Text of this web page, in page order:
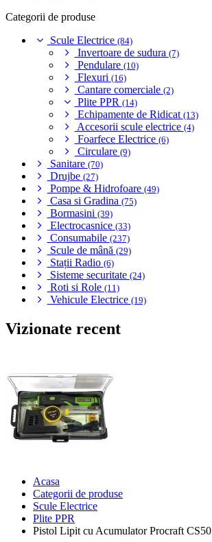
Categorii de produse
Scule Electrice (84)
Invertoare de sudura (7)
Pendulare (10)
Flexuri (16)
Cantare comerciale (2)
Plite PPR (14)
Echipamente de Ridicat (13)
Accesorii scule electrice (4)
Foarfece Electrice (6)
Circulare (9)
Sanitare (70)
Drujbe (27)
Pompe & Hidrofoare (49)
Casa si Gradina (75)
Bormasini (39)
Electrocasnice (33)
Consumabile (237)
Scule de mână (29)
Stații Radio (6)
Sisteme securitate (24)
Roti si Role (11)
Vehicule Electrice (19)
Vizionate recent
Acasa
Categorii de produse
Scule Electrice
Plite PPR
Pistol Lipit cu Acumulator Procraft CS50